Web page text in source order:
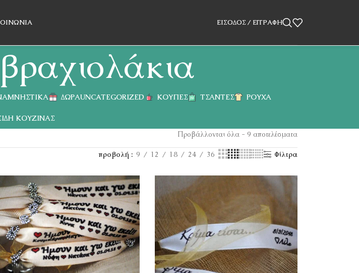
ΕΊΣΟΔΟΣ / ΕΓΓΡΑΦΉ
ΔΏΡΑUNCATEGORIZED ΚΟΎΠΕΣ ΤΣΆΝΤΕΣ ΡΟΎΧΑ
ΚΟΥΖΊΝΑΣ
Προβάλλονται όλα - 9 αποτελέσματα
προβολή 9 12 18 24 36 Φίλτρα